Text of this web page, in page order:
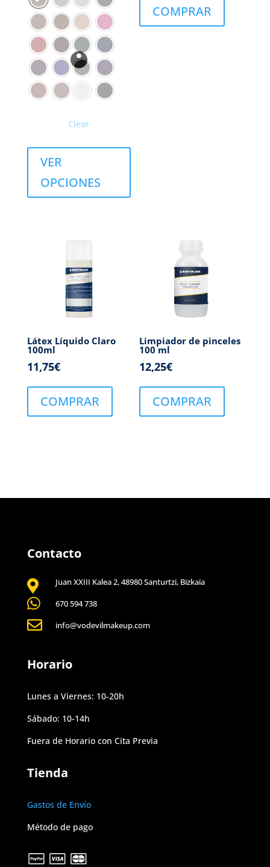
Clear
VER
OPCIONES
COMPRAR
Látex Líquido Claro
100ml
11,75€
COMPRAR
Limpiador de pinceles
100 ml
12,25€
COMPRAR
Contacto
 Juan XXIII Kalea 2, 48980 Santurtzi, Bizkaia
 670 594 738
 info@vodevilmakeup.com
Horario
Lunes a Viernes: 10-20h
Sábado: 10-14h
Fuera de Horario con Cita Previa
Tienda
Gastos de Envío
Método de pago